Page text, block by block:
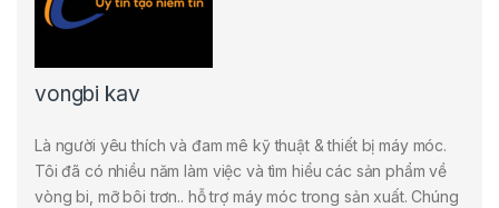
vongbi kav
Là người yêu thích và đam mê kỹ thuật & thiết bị máy móc.
Tôi đã có nhiều năm làm việc và tìm hiểu các sản phẩm về
vòng bi, mỡ bôi trơn.. hỗ trợ máy móc trong sản xuất. Chúng